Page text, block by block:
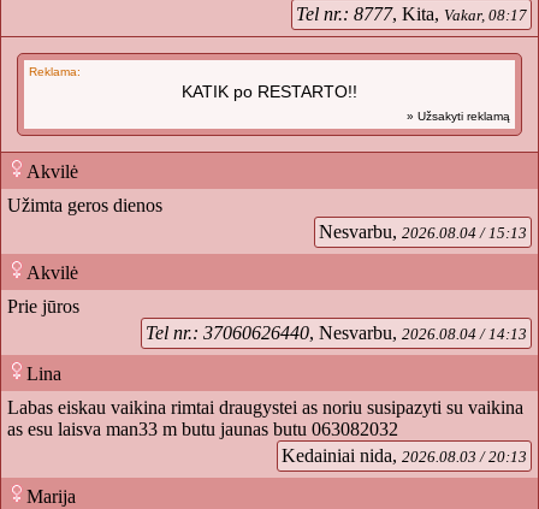
Tel nr.: 8777, Kita, Vakar, 08:17
Reklama:
KATIK po RESTARTO!!
» Užsakyti reklamą
Akvilė
Užimta geros dienos
Nesvarbu, 2026.08.04 / 15:13
Akvilė
Prie jūros
Tel nr.: 37060626440, Nesvarbu, 2026.08.04 / 14:13
Lina
Labas eiskau vaikina rimtai draugystei as noriu susipazyti su vaikina
as esu laisva man33 m butu jaunas butu 063082032
Kedainiai nida, 2026.08.03 / 20:13
Marija